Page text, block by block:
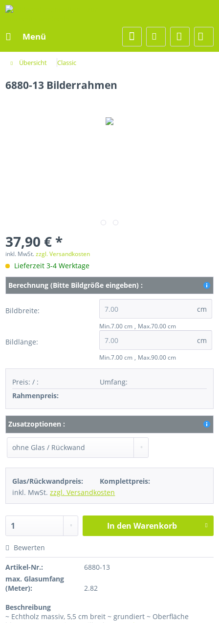
Menü
Übersicht Classic
6880-13 Bilderrahmen
37,90 € *
inkl. MwSt.zzgl. Versandkosten
Lieferzeit 3-4 Werktage
Berechnung (Bitte Bildgröße eingeben) :
Bildbreite: cm
Min.7.00 cm Max.70.00 cm
Bildlänge: cm
Min.7.00 cm Max.90.00 cm
Preis: / : Umfang:
Rahmenpreis:
Zusatzoptionen :
Glas/Rückwandpreis:
Komplettpreis:
inkl. MwSt.zzgl. Versandkosten
In den Warenkorb
Bewerten
Artikel-Nr.:
6880-13
max. Glasumfang
(Meter):
2.82
Beschreibung
~ Echtholz massiv, 5,5 cm breit ~ grundiert ~ Oberfläche